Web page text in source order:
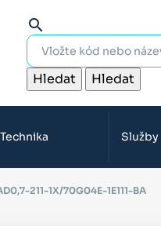
search
Hledat Hledat
Služby
211-1X/70G04E-1E111-BA